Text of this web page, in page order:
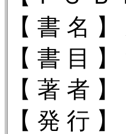
【 書 名
【 書 目
【 著 者
【 発 行